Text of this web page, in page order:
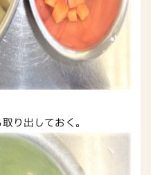
り出しておく。